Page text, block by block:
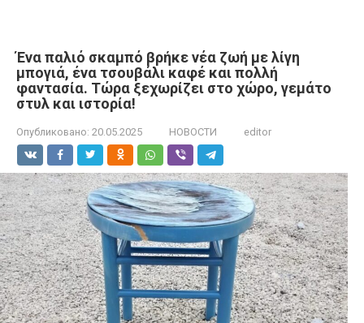
Ένα παλιό σκαμπό βρήκε νέα ζωή με λίγη
μπογιά, ένα τσουβάλι καφέ και πολλή
φαντασία. Τώρα ξεχωρίζει στο χώρο, γεμάτο
στυλ και ιστορία!
Опубликовано: 20.05.2025 НОВОСТИ editor